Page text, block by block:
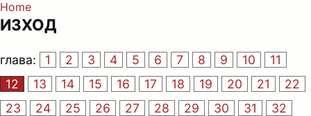
Home
ИЗХОД
глава: 1 2 3 4 5 6 7 8 9 10
11
12
13 14 15 16 17 18 19 20 21
22
23
24 25 26 27 28 29 30 31
32